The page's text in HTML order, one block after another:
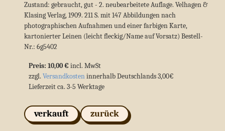
Zustand: gebraucht, gut - 2. neubearbeitete Auflage. Velhagen &
Klasing Verlag, 1909. 211 S. mit 147 Abbildungen nach
photographischen Aufnahmen und einer farbigen Karte,
kartonierter Leinen (leicht fleckig/Name auf Vorsatz) Bestell-
Nr.: 6g5402
Preis: 10,00 € incl. MwSt
zzgl. Versandkosteninnerhalb Deutschlands 3,00€
Lieferzeit ca. 3-5 Werktage
verkauft zurück